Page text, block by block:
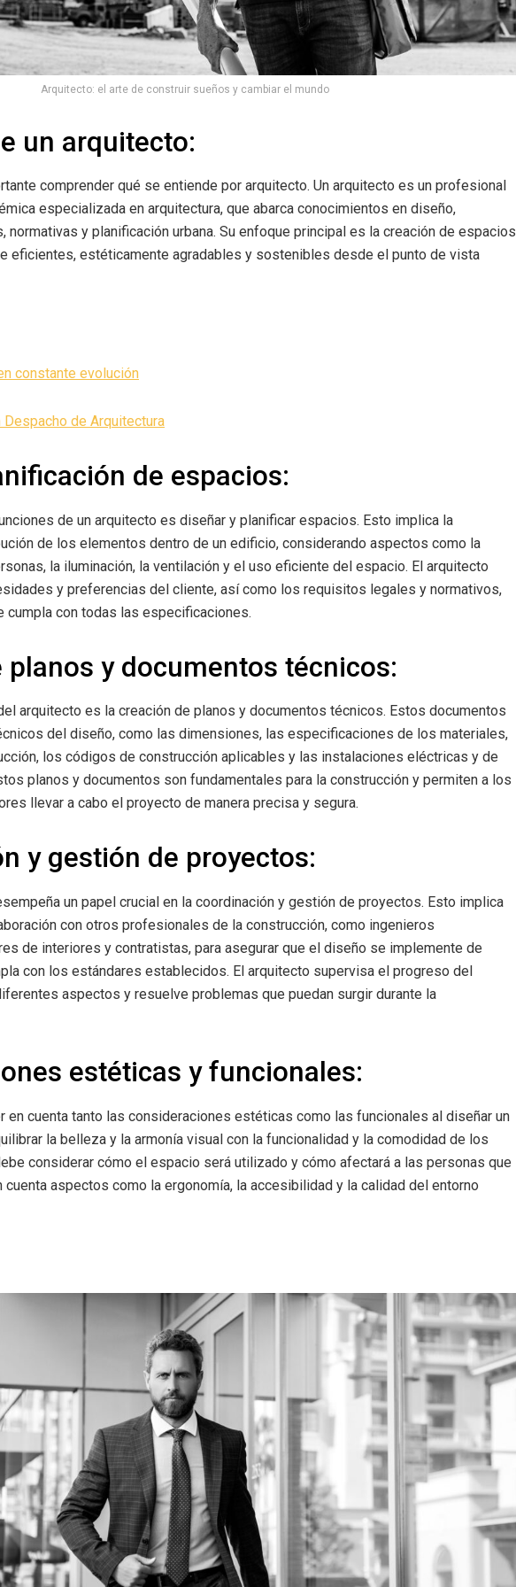
Arquitecto: el arte de construir sueños y cambiar el mundo
un arquitecto:
comprender qué se entiende por arquitecto. Un arquitecto es un profesional
especializada en arquitectura, que abarca conocimientos en diseño,
normativas y planificación urbana. Su enfoque principal es la creación de espacios
eficientes, estéticamente agradables y sostenibles desde el punto de vista
constante evolución
de Arquitectura
de espacios:
de un arquitecto es diseñar y planificar espacios. Esto implica la
de los elementos dentro de un edificio, considerando aspectos como la
la iluminación, la ventilación y el uso eficiente del espacio. El arquitecto
y preferencias del cliente, así como los requisitos legales y normativos,
cumpla con todas las especificaciones.
planos y documentos técnicos:
arquitecto es la creación de planos y documentos técnicos. Estos documentos
del diseño, como las dimensiones, las especificaciones de los materiales,
los códigos de construcción aplicables y las instalaciones eléctricas y de
planos y documentos son fundamentales para la construcción y permiten a los
llevar a cabo el proyecto de manera precisa y segura.
y gestión de proyectos:
un papel crucial en la coordinación y gestión de proyectos. Esto implica
con otros profesionales de la construcción, como ingenieros
de interiores y contratistas, para asegurar que el diseño se implemente de
con los estándares establecidos. El arquitecto supervisa el progreso del
aspectos y resuelve problemas que puedan surgir durante la
estéticas y funcionales:
en cuenta tanto las consideraciones estéticas como las funcionales al diseñar un
la belleza y la armonía visual con la funcionalidad y la comodidad de los
considerar cómo el espacio será utilizado y cómo afectará a las personas que
cuenta aspectos como la ergonomía, la accesibilidad y la calidad del entorno